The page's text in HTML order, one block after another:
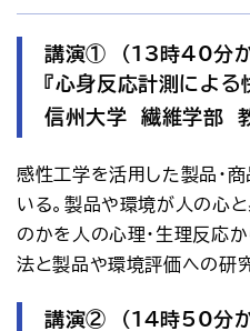
講演① （13時40分
『心身反応計測による
信州大学 繊維学部
感性工学を活用した製品・
いる。製品や環境が人の心
のかを人の心理・生理反応
法と製品や環境評価への研
講演② （14時50分